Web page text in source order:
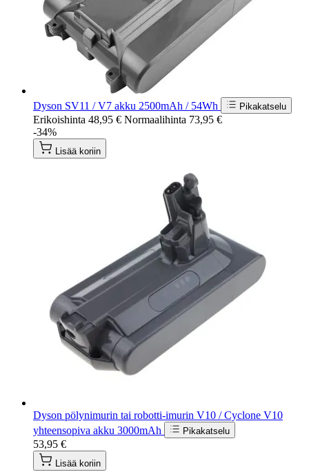
Dyson SV11 / V7 akku 2500mAh / 54Wh Pikakatselu
Erikoishinta 48,95 € Normaalihinta 73,95 €
-34%
Lisää koriin
Dyson pölynimurin tai robotti-imurin V10 / Cyclone V10
yhteensopiva akku 3000mAh
Pikakatselu
53,95 €
Lisää koriin